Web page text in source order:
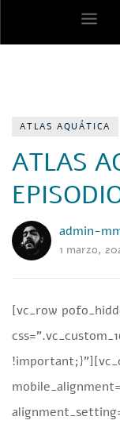
ATLAS AQUÁTICA
ATLAS
admin-
1 marzo,
[vc_row